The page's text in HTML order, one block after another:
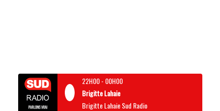
22H00- 00H00
Brigitte Lahaie
Brigitte Lahaie Sud Radio